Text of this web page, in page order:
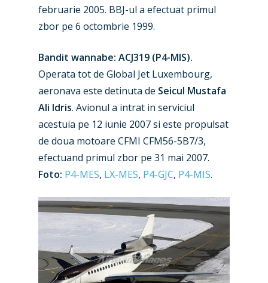
februarie 2005. BBJ-ul a efectuat primul
zbor pe 6 octombrie 1999.
Bandit wannabe: ACJ319 (P4-MIS).
Operata tot de Global Jet Luxembourg,
aeronava este detinuta de Seicul Mustafa
Ali Idris. Avionul a intrat in serviciul
acestuia pe 12 iunie 2007 si este propulsat
de doua motoare CFMI CFM56-5B7/3,
efectuand primul zbor pe 31 mai 2007.
Foto: P4-MES, LX-MES, P4-GJC, P4-MIS.